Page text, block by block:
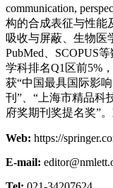
communication,
构的合成表征与性能
吸收与屏蔽、生物医
PubMed、SCOPUS
学科排名Q1区前5%
获“中国最具国际影
刊”、“上海市精品科
府奖期刊奖提名奖”
Web: https://
E-mail: